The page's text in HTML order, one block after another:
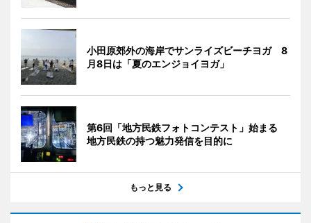
小田原郊外の海岸でサンライズビーチヨガ 8
月8日は「夏のエンジョイヨガ」
第6回「地方民鉄フォトコンテスト」始まる
地方民鉄の持つ魅力発信を目的に
もっと見る